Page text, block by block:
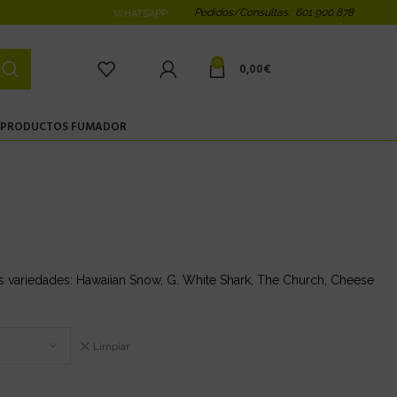
WHATSAPP Pedidos/Consultas: 601 900 878
0 0,00€
PRODUCTOS FUMADOR
Hawaiian Snow, G. White Shark, The Church, Cheese
Limpiar